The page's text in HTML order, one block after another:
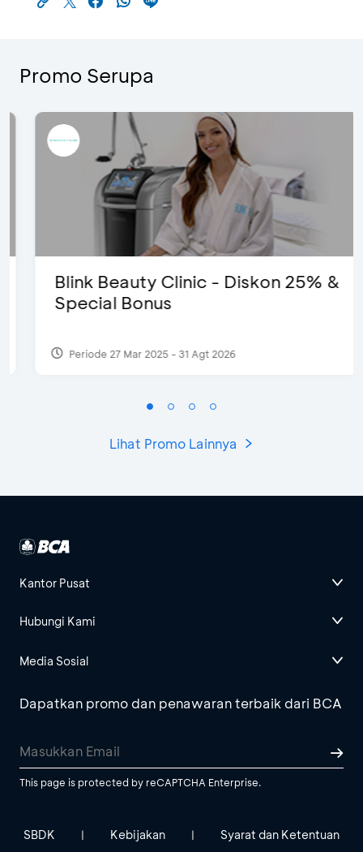
Promo Serupa
Blink Beauty Clinic - Diskon 25% &
Special Bonus
Periode 27 Mar 2025 - 31 Agt 2026
Lihat Promo Lainnya
Kantor Pusat
Hubungi Kami
Media Sosial
Dapatkan promo dan penawaran terbaik dari BCA
This page is protected by reCAPTCHA Enterprise.
SBDK | Kebijakan | Syarat dan Ketentuan